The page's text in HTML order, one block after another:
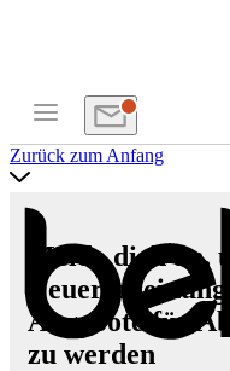
Zurück zum Anfang
Melde dich an,
Angebote für
zu werden